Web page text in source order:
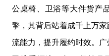
公桌椅、卫浴等大件货产
擎，其背后站着成千上万
流能力，提升履约时效。